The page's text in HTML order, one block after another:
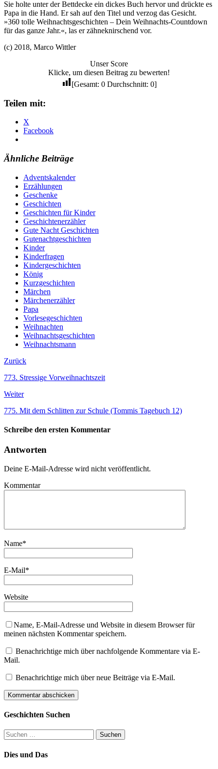
Sie holte unter der Bettdecke ein dickes Buch hervor und drückte es
Papa in die Hand. Er sah auf den Titel und verzog das Gesicht.
»360 tolle Weihnachtsgeschichten – Dein Weihnachts-Countdown
für das ganze Jahr.«, las er zähneknirschend vor.
(c) 2018, Marco Wittler
Unser Score
Klicke, um diesen Beitrag zu bewerten!
[Gesamt: 0Durchschnitt: 0]
Teilen mit:
X
Facebook
Ähnliche Beiträge
Adventskalender
Erzählungen
Geschenke
Geschichten
Geschichten für Kinder
Geschichtenerzähler
Gute Nacht Geschichten
Gutenachtgeschichten
Kinder
Kinderfragen
Kindergeschichten
König
Kurzgeschichten
Märchen
Märchenerzähler
Papa
Vorlesegeschichten
Weihnachten
Weihnachtsgeschichten
Weihnachtsmann
Zurück
773. Stressige Vorweihnachtszeit
Weiter
775. Mit dem Schlitten zur Schule (Tommis Tagebuch 12)
Schreibe den ersten Kommentar
Antworten
Deine E-Mail-Adresse wird nicht veröffentlicht.
Kommentar
Name*
E-Mail*
Website
Name, E-Mail-Adresse und Website in diesem Browser für
meinen nächsten Kommentar speichern.
Benachrichtige mich über nachfolgende Kommentare via E-
Mail.
Benachrichtige mich über neue Beiträge via E-Mail.
Geschichten Suchen
Suchen
nach:
Dies und Das